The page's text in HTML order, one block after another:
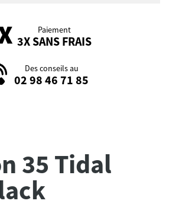
Paiement
3X SANS FRAIS
Des conseils au
02 98 46 71 85
35 Tidal